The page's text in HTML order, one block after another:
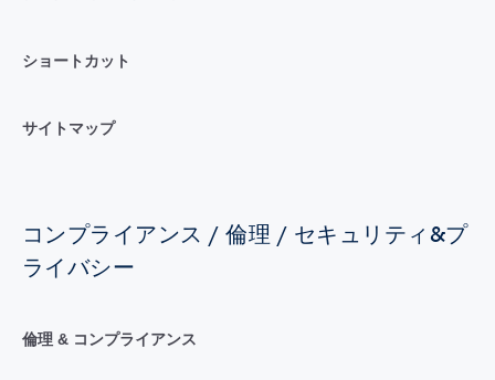
ショートカット
サイトマップ
コンプライアンス / 倫理 / セキュリティ&プ
ライバシー
倫理 & コンプライアンス